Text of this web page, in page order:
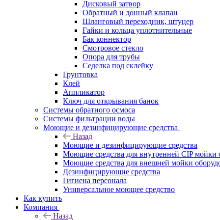
Дисковый затвор
Обратный и донный клапан
Шланговый переходник, штуцер
Гайки и кольца уплотнительные
Бак коннектор
Смотровое стекло
Опора для трубы
Седелка под склейку
Грунтовка
Клей
Аппликатор
Ключ для открывания банок
Системы обратного осмоса
Системы фильтрации воды
Моющие и дезинфицирующие средства
Назад
Моющие и дезинфицирующие средства
Моющие средства для внутренней CIP мойки
Моющие средства для внешней мойки
Дезинфицирующие средства
Гигиена персонала
Универсальное моющее средство
Как купить
Компания
Назад